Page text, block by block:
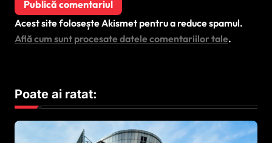
Acest site folosește Akismet pentru a reduce spamul.
Află cum sunt procesate datele comentariilor tale.
Poate ai ratat: